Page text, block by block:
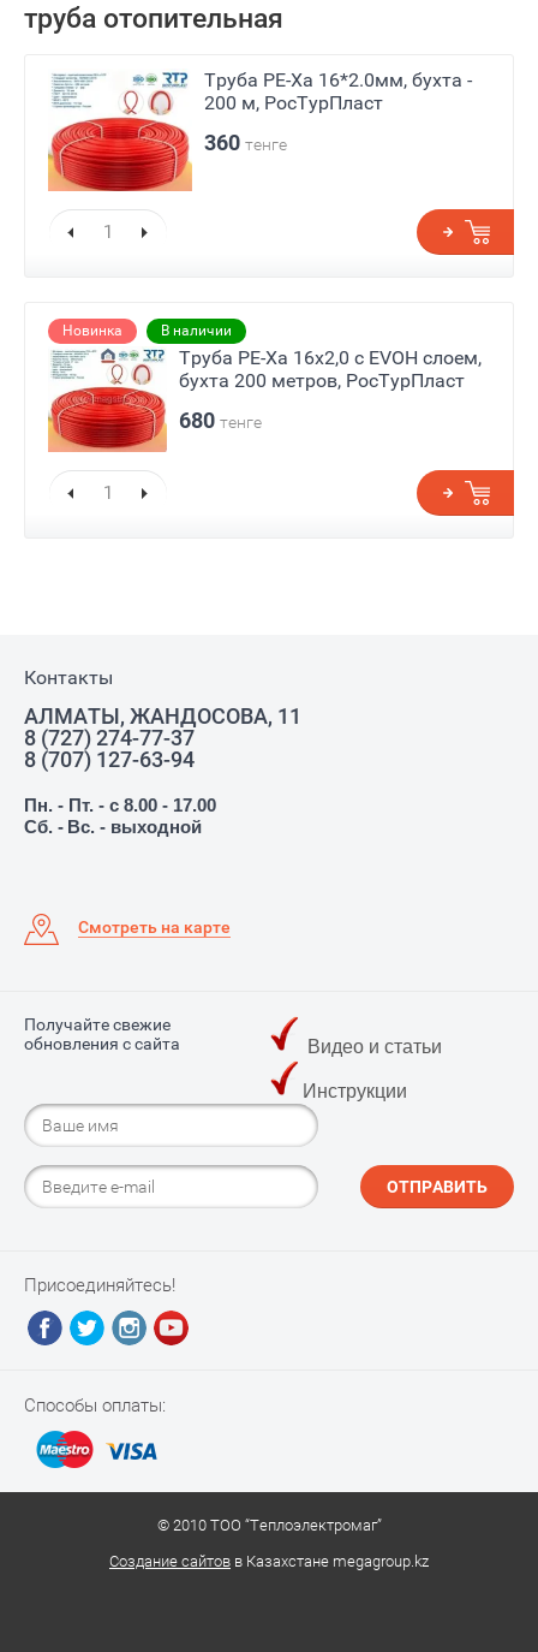
труба отопительная
Труба PE-Ха 16*2.0мм, бухта -
200 м, РосТурПласт
360 тенге
Новинка В наличии
Труба PE-Xa 16х2,0 с EVOH слоем,
бухта 200 метров, РосТурПласт
680 тенге
Контакты
АЛМАТЫ, ЖАНДОСОВА, 11
8 (727) 274-77-37
8 (707) 127-63-94
Пн. - Пт. - с 8.00 - 17.00
Сб. - Вс. - выходной
Смотреть на карте
Получайте свежие
обновления с сайта
Видео и статьи
Инструкции
ОТПРАВИТЬ
Присоединяйтесь!
Способы оплаты:
© 2010 ТОО “Теплоэлектромаг”
Создание сайтов в Казахстане megagroup.kz